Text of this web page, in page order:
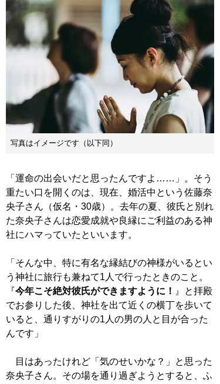
写真はイメージです（以下同）
「運命の出会いだと思ったんですよ……」。そう
重たい口を開くのは、現在、婚活中という佐藤奈
央子さん（仮名・30歳）。去年の夏、彼氏と別れ
た奈央子さんは恋愛成就や良縁にご利益のある神
社にハマっていたといいます。
「そんな中、特に有名な縁結びの神様がいるとい
う神社に旅行も兼ねて1人で行ったときのこと。
『今年こそ絶対彼氏ができますように！ 』と拝殿
でお参りした後、神社を出て近くの横丁を歩いて
いると、通りすがりの1人の男の人と目が合った
んです」
目はあったけれど「気のせいかな？」と思った
奈央子さん。その場を通り過ぎようとすると、ふ